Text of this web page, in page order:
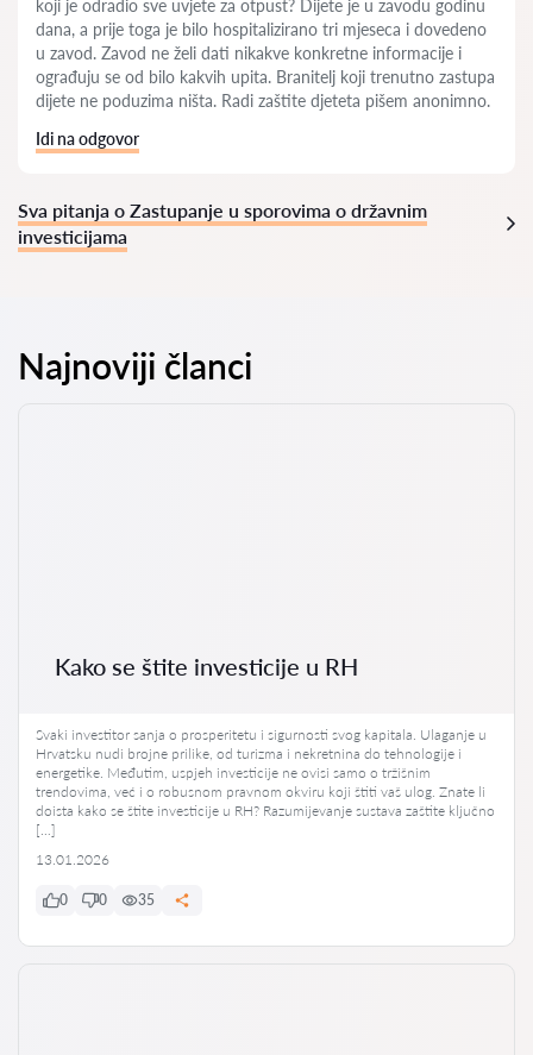
koji je odradio sve uvjete za otpust? Dijete je u zavodu godinu
dana, a prije toga je bilo hospitalizirano tri mjeseca i dovedeno
u zavod. Zavod ne želi dati nikakve konkretne informacije i
ograđuju se od bilo kakvih upita. Branitelj koji trenutno zastupa
dijete ne poduzima ništa. Radi zaštite djeteta pišem anonimno.
Idi na odgovor
Sva pitanja o Zastupanje u sporovima o državnim
investicijama
Najnoviji članci
Kako se štite investicije u RH
Svaki investitor sanja o prosperitetu i sigurnosti svog kapitala. Ulaganje u
Hrvatsku nudi brojne prilike, od turizma i nekretnina do tehnologije i
energetike. Međutim, uspjeh investicije ne ovisi samo o tržišnim
trendovima, već i o robusnom pravnom okviru koji štiti vaš ulog. Znate li
doista kako se štite investicije u RH? Razumijevanje sustava zaštite ključno
[…]
13.01.2026
0 0 35